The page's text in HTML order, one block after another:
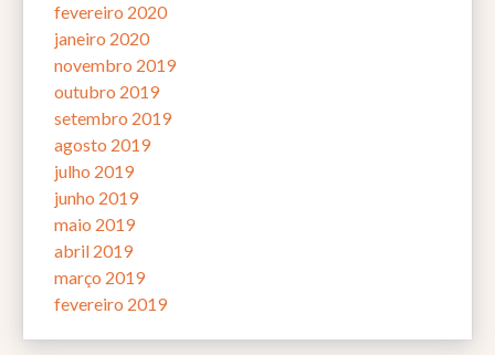
fevereiro 2020
janeiro 2020
novembro 2019
outubro 2019
setembro 2019
agosto 2019
julho 2019
junho 2019
maio 2019
abril 2019
março 2019
fevereiro 2019